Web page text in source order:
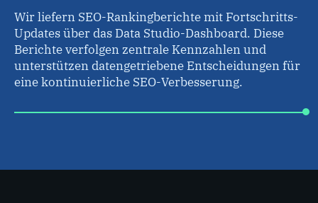
Wir liefern SEO-Rankingberichte mit Fortschritts-
Updates über das Data Studio-Dashboard. Diese
Berichte verfolgen zentrale Kennzahlen und
unterstützen datengetriebene Entscheidungen für
eine kontinuierliche SEO-Verbesserung.